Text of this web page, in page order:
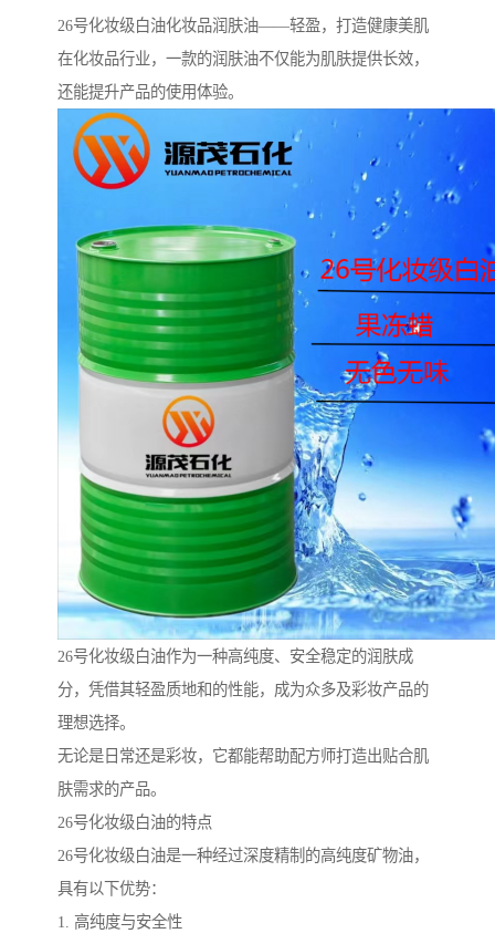
26号化妆级白油化妆品润肤油——轻盈，打造健康美肌
在化妆品行业，一款的润肤油不仅能为肌肤提供长效，
还能提升产品的使用体验。
26号化妆级白油作为一种高纯度、安全稳定的润肤成
分，凭借其轻盈质地和的性能，成为众多及彩妆产品的
理想选择。
无论是日常还是彩妆，它都能帮助配方师打造出贴合肌
肤需求的产品。
26号化妆级白油的特点
26号化妆级白油是一种经过深度精制的高纯度矿物油，
具有以下优势：
1. 高纯度与安全性